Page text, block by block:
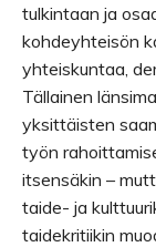
tulkintaan ja
kohdeyhteisön
yhteiskuntaa,
Tällainen
yksittäisten
työn
itsensäkin –
taide- ja
taidekritiikin